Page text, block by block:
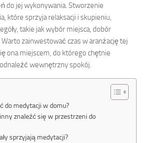
do jej wykonywania. Stworzenie
które sprzyja relaksacji i skupieniu,
takie jak wybór miejsca, dobór
Warto zainwestować czas w aranżację tej
ona miejscem, do którego chętnie
wewnętrzny spokój.
do medytacji w domu?
znaleźć się w przestrzeni do
sprzyjają medytacji?